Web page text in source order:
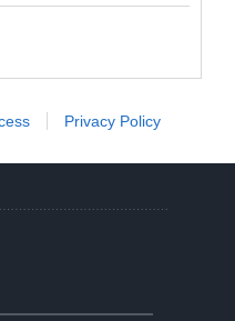
Privacy Policy
in val di Non, Cles